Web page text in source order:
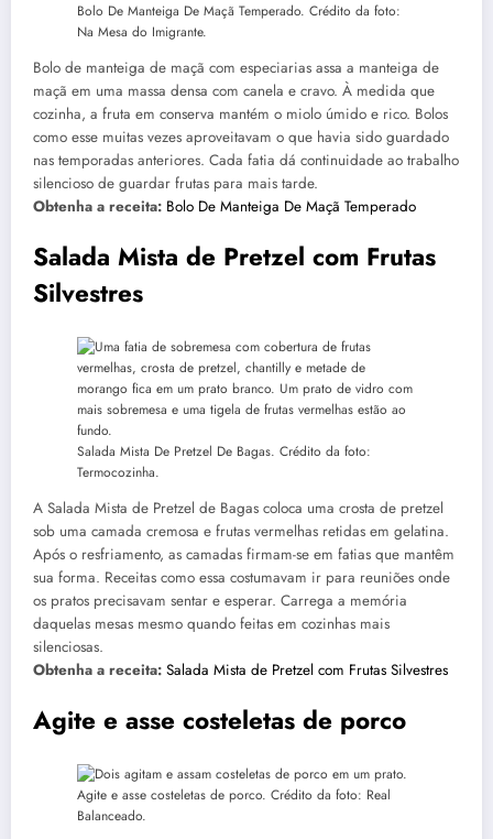
Bolo De Manteiga De Maçã Temperado. Crédito da foto:
Na Mesa do Imigrante.
Bolo de manteiga de maçã com especiarias assa a manteiga de
maçã em uma massa densa com canela e cravo. À medida que
cozinha, a fruta em conserva mantém o miolo úmido e rico. Bolos
como esse muitas vezes aproveitavam o que havia sido guardado
nas temporadas anteriores. Cada fatia dá continuidade ao trabalho
silencioso de guardar frutas para mais tarde.
Obtenha a receita: Bolo De Manteiga De Maçã Temperado
Salada Mista de Pretzel com Frutas
Silvestres
Salada Mista De Pretzel De Bagas. Crédito da foto:
Termocozinha.
A Salada Mista de Pretzel de Bagas coloca uma crosta de pretzel
sob uma camada cremosa e frutas vermelhas retidas em gelatina.
Após o resfriamento, as camadas firmam-se em fatias que mantêm
sua forma. Receitas como essa costumavam ir para reuniões onde
os pratos precisavam sentar e esperar. Carrega a memória
daquelas mesas mesmo quando feitas em cozinhas mais
silenciosas.
Obtenha a receita: Salada Mista de Pretzel com Frutas Silvestres
Agite e asse costeletas de porco
Agite e asse costeletas de porco. Crédito da foto: Real
Balanceado.